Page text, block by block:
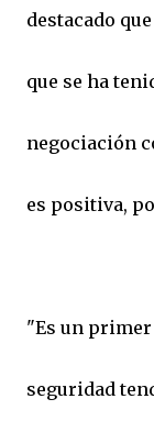
destacado
que se ha
negociación
es positiva,
"Es un primer
seguridad